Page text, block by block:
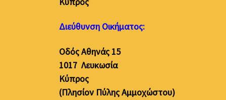
Διεύθυνση Οικήματος:
Οδός Αθηνάς 15
1017 Λευκωσία
Κύπρος
(Πλησίον Πύλης Αμμοχώστου)